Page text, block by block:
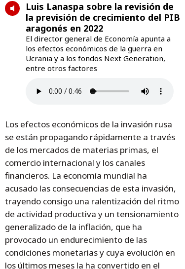
Luis Lanaspa sobre la revisión de
la previsión de crecimiento del PIB
aragonés en 2022
El director general de Economía apunta a
los efectos económicos de la guerra en
Ucrania y a los fondos Next Generation,
entre otros factores
Los efectos económicos de la invasión rusa
se están propagando rápidamente a través
de los mercados de materias primas, el
comercio internacional y los canales
financieros. La economía mundial ha
acusado las consecuencias de esta invasión,
trayendo consigo una ralentización del ritmo
de actividad productiva y un tensionamiento
generalizado de la inflación, que ha
provocado un endurecimiento de las
condiciones monetarias y cuya evolución en
los últimos meses la ha convertido en el